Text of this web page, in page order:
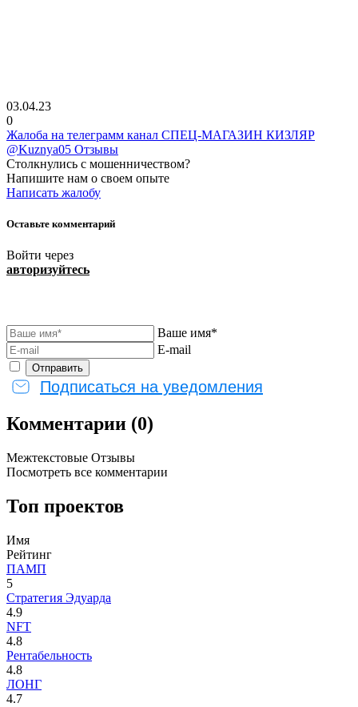
03.04.23
0
Жалоба на телеграмм канал СПЕЦ-МАГАЗИН КИЗЛЯР
@Kuznya05 Отзывы
Столкнулись с мошенничеством?
Напишите нам о своем опыте
Написать жалобу
Оставьте комментарий
Войти через
авторизуйтесь
Ваше имя*
E-mail
Подписаться на уведомления
Комментарии (0)
Межтекстовые Отзывы
Посмотреть все комментарии
Топ проектов
Имя
Рейтинг
ПАМП
5
Стратегия Эдуарда
4.9
NFT
4.8
Рентабельность
4.8
ЛОНГ
4.7